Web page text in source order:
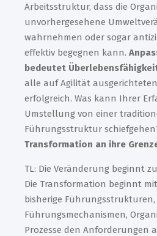
Arbeitsstruktur, dass die
unvorhergesehene
wahrnehmen oder sogar
effektiv begegnen kann.
bedeutet
alle auf Agilität
erfolgreich. Was kann Ihrer
Umstellung von einer
Führungsstruktur
Transformation an ihre
TL: Die Veränderung beginnt
Die Transformation beginnt
bisherige Führungsstrukturen,
Führungsmechanismen,
Prozesse den Anforderungen